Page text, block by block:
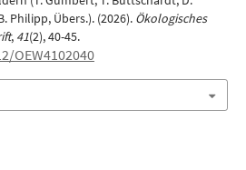
Philipp, Übers.). (2026). Ökologisches
, 41(2), 40-45.
OEW4102040